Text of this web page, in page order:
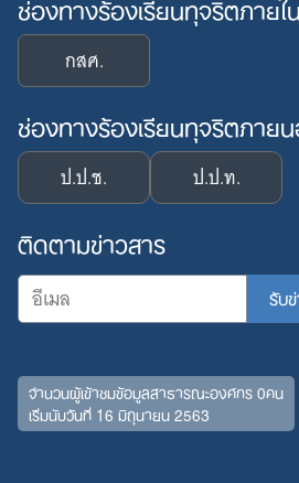
กสศ.
ช่องทางร้องเรียนทุจริตภาย
ป.ป.ช. ป.ป.ท.
ติดตามข่าวสาร
จำนวนผู้เข้าชมข้อมูลสาธารณะองค์กร 0คน
เริ่มนับวันที่ 16 มิถุนายน 2563